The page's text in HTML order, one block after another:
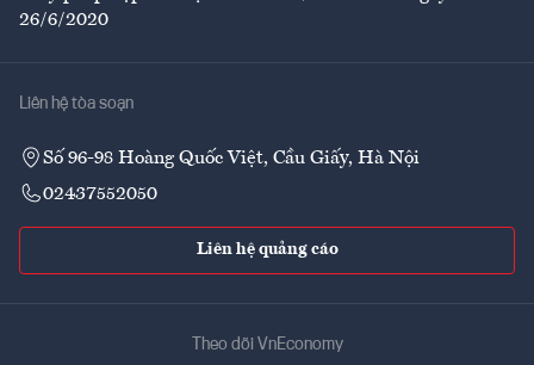
26/6/2020
Liên hệ tòa soạn
Số 96-98 Hoàng Quốc Việt, Cầu Giấy, Hà Nội
02437552050
Liên hệ quảng cáo
Theo dõi VnEconomy